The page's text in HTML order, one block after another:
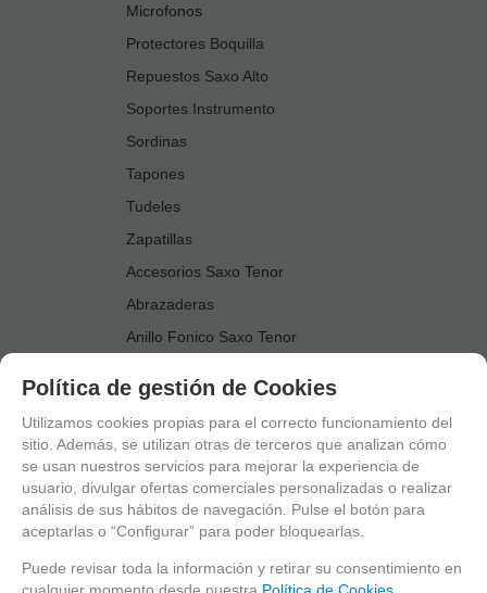
Microfonos
Protectores Boquilla
Repuestos Saxo Alto
Soportes Instrumento
Sordinas
Tapones
Tudeles
Zapatillas
Accesorios Saxo Tenor
Abrazaderas
Anillo Fonico Saxo Tenor
Boquillas
Boquilleros
Cañas
Cortacañas
Deflector Saxo Tenor
Política de gestión de Cookies
Utilizamos cookies propias para el correcto funcionamiento del
sitio. Además, se utilizan otras de terceros que analizan cómo
se usan nuestros servicios para mejorar la experiencia de
usuario, divulgar ofertas comerciales personalizadas o realizar
análisis de sus hábitos de navegación. Pulse el botón para
aceptarlas o “Configurar” para poder bloquearlas.
Puede revisar toda la información y retirar su consentimiento en